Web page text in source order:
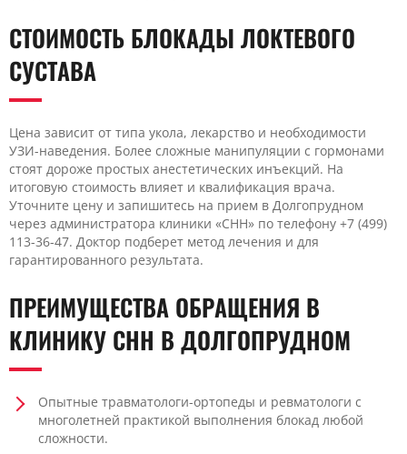
СТОИМОСТЬ БЛОКАДЫ ЛОКТЕВОГО
СУСТАВА
Цена зависит от типа укола, лекарство и необходимости
УЗИ-наведения. Более сложные манипуляции с гормонами
стоят дороже простых анестетических инъекций. На
итоговую стоимость влияет и квалификация врача.
Уточните цену и запишитесь на прием в Долгопрудном
через администратора клиники «CHH» по телефону +7 (499)
113-36-47. Доктор подберет метод лечения и для
гарантированного результата.
ПРЕИМУЩЕСТВА ОБРАЩЕНИЯ В
КЛИНИКУ CHH В ДОЛГОПРУДНОМ
Опытные травматологи-ортопеды и ревматологи с
многолетней практикой выполнения блокад любой
сложности.